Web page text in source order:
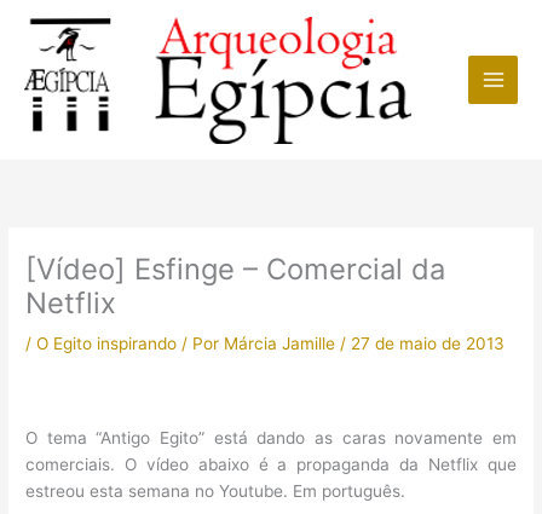
conteúdo
[Vídeo] Esfinge – Comercial da
Netflix
/O Egito inspirando / Por Márcia Jamille / 27 de maio de 2013
O tema “Antigo Egito” está dando as caras novamente em
comerciais. O vídeo abaixo é a propaganda da Netflix que
estreou esta semana no Youtube. Em português.